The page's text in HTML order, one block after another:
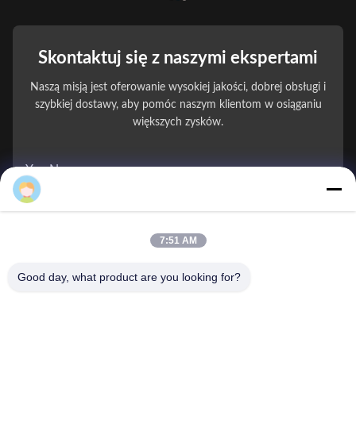
Skontaktuj się z naszymi ekspertami
Naszą misją jest oferowanie wysokiej jakości, dobrej obsługi i
szybkiej dostawy, aby pomóc naszym klientom w osiąganiu
większych zysków.
You Name
*
7:51 AM
Good day, what product are you looking for?